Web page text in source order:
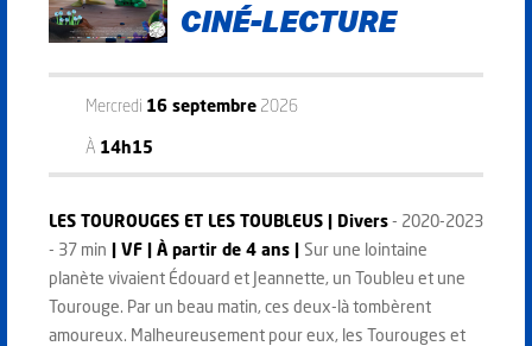
CINÉ-LECTURE
Mercredi 16 septembre 2026
À 14h15
LES TOUROUGES ET LES TOUBLEUS | Divers- 2020-2023
- 37 min | VF | À partir de 4 ans | Sur une lointaine
planète vivaient Édouard et Jeannette, un Toubleu et une
Tourouge. Par un beau matin, ces deux-là tombèrent
amoureux. Malheureusement pour eux, les Tourouges et